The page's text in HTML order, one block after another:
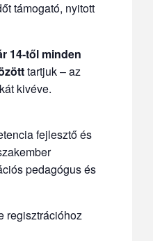
támogató, nyitott
14-től minden
tartjuk – az
kivéve.
fejlesztő és
pedagógus és
regisztrációhoz